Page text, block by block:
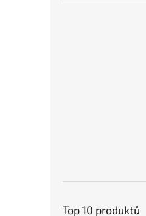
Top 10 produktů